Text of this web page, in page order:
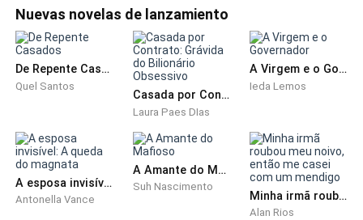
cabelo castanho e olhos cinzentos penetrantes.
“Olá.” DIsse com um pequeno sorriso.
“Oi mamãe” Noah colocou seu sanduíche meio
comido no chão e pula do balcão. Ele correu até mim
e abraçou minha barriga. "Eu estava com saudade de
você"
“Eu também, meu amor.” Beijo sua testa antes que ele
Nuevas novelas de lanzamiento
De Repente Casados
Quel Santos
Casada por Contrato: Grávida do Bilionário Obsessivo
Laura Paes DIas
A Virgem e o Governador
Ieda Lemos
A esposa invisível: A queda do magnata
Antonella Vance
A Amante do Mafioso
Suh Nascimento
Minha irmã roubou meu noivo, então me casei com um mendigo
Alan Rios